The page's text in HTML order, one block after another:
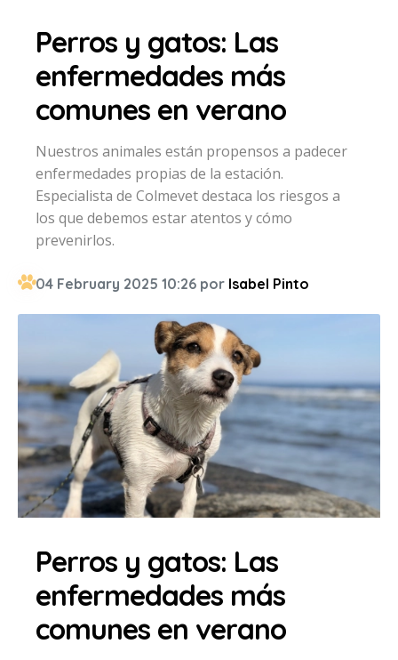
Perros y gatos: Las
enfermedades más
comunes en verano
Nuestros animales están propensos a padecer
enfermedades propias de la estación.
Especialista de Colmevet destaca los riesgos a
los que debemos estar atentos y cómo
prevenirlos.
04 February 2025 10:26 por Isabel Pinto
Perros y gatos: Las
enfermedades más
comunes en verano